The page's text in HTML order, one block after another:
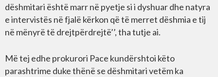
dëshmitari është marr në pyetje si i dyshuar dhe natyra
e intervistës në fjalë kërkon që të merret dëshmia e tij
në mënyrë të drejtpërdrejtë’’, tha tutje ai.
Më tej edhe prokurori Pace kundërshtoi këto
parashtrime duke thënë se dëshmitari vetëm ka